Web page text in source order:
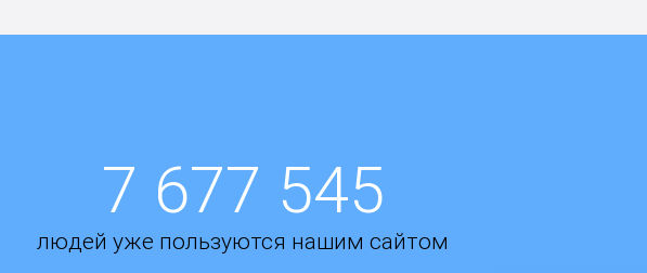
7 677 545
людей уже пользуются нашим сайтом